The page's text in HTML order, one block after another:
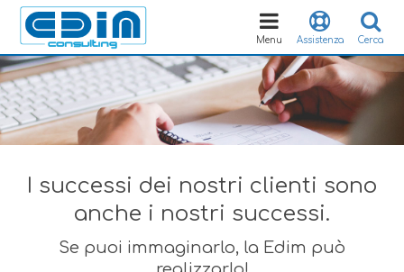
Cerca
Assistenza
Toggle
navigation
Menu
I successi dei nostri clienti sono
anche i nostri successi.
Se puoi immaginarlo, la Edim può